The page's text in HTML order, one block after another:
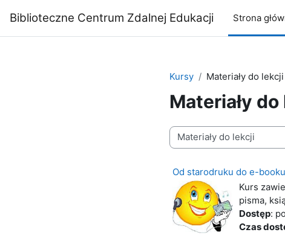
Biblioteczne Centrum Zdalnej Edukacji Strona
Kursy
Materiały do lekcji
Materiały
Kategorie kursów
Od starodruku do e-
Kurs
pisma,
Dostęp:
Czas